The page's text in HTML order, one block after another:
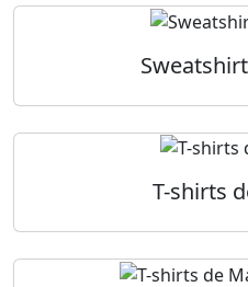
T-shirts